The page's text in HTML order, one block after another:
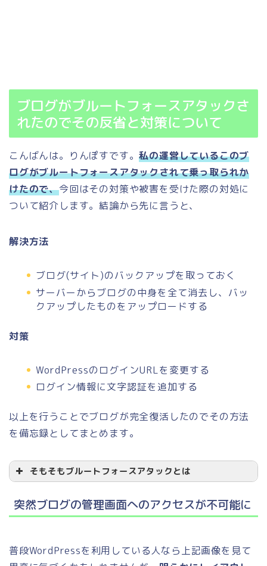
ブログがブルートフォースアタックさ
れたのでその反省と対策について
こんばんは。りんぽすです。私の運営しているこのブ
ログがブルートフォースアタックされて乗っ取られか
けたので、今回はその対策や被害を受けた際の対処に
ついて紹介します。結論から先に言うと、
解決方法
ブログ(サイト)のバックアップを取っておく
サーバーからブログの中身を全て消去し、バッ
クアップしたものをアップロードする
対策
WordPressのログインURLを変更する
ログイン情報に文字認証を追加する
以上を行うことでブログが完全復活したのでその方法
を備忘録としてまとめます。
そもそもブルートフォースアタックとは
突然ブログの管理画面へのアクセスが不可能に
普段WordPressを利用している人なら上記画像を見て